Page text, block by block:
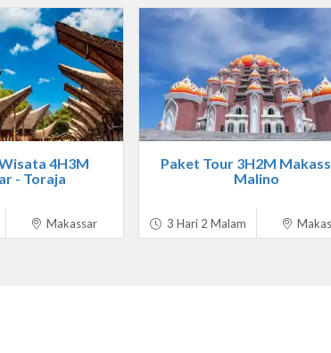
4H3M
- Toraja
Makassar
Paket Tour 3H2M
Malino
3 Hari 2 Malam